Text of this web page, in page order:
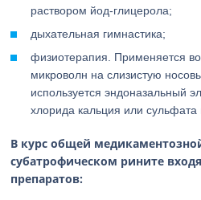
раствором йод-глицерола;
дыхательная гимнастика;
физиотерапия. Применяется
микроволн на слизистую
используется эндоназальный
хлорида кальция или сульфата
В курс общей
субатрофическом рините
препаратов: